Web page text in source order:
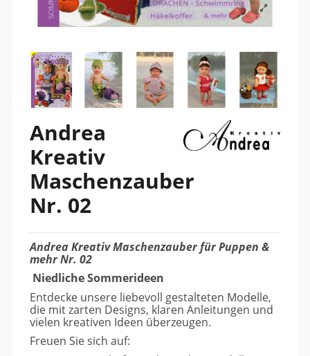
Andrea
Kreativ
Maschenzauber
Nr. 02
Andrea Kreativ Maschenzauber für Puppen &
mehr Nr. 02
Niedliche Sommerideen
Entdecke unsere liebevoll gestalteten Modelle,
die mit zarten Designs, klaren Anleitungen und
vielen kreativen Ideen überzeugen.
Freuen Sie sich auf: